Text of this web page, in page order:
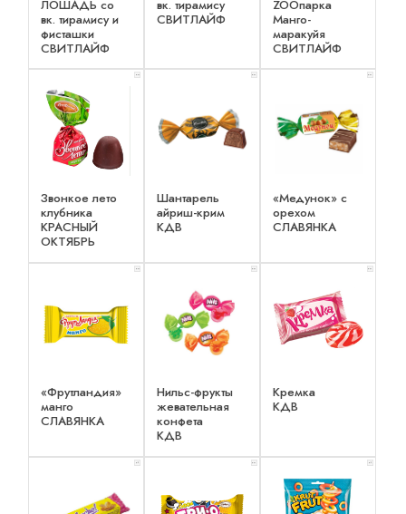
ЛОШАДЬ со
вк. тирамису и
фисташки
СВИТЛАЙФ
вк. тирамису
СВИТЛАЙФ
ZOOпарка
Манго-
маракуйя
СВИТЛАЙФ
x 2
Звонкое лето
клубника
КРАСНЫЙ
ОКТЯБРЬ
x 2
Шантарель
айриш-крим
КДВ
x 2
«Медунок» с
орехом
СЛАВЯНКА
x 2
«Фрутландия»
манго
СЛАВЯНКА
x 3
Нильс-фрукты
жевательная
конфета
КДВ
x 3
Кремка
КДВ
x 1 x 2 x 1